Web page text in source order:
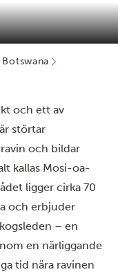
och ett av
störtar
och bildar
kallas Mosi-oa-
ligger cirka 70
och erbjuder
– en
en närliggande
tid nära ravinen